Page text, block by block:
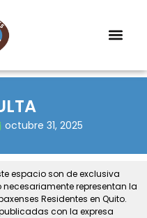
octubre 31, 2025
espacio son de exclusiva
representan la
Residentes en Quito.
con la expresa